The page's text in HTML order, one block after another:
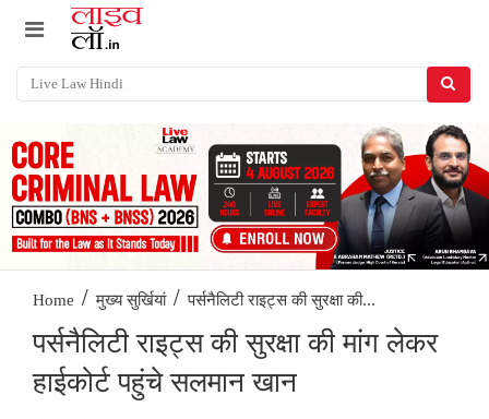
Home / मुख्य सुर्खियां / पर्सनैलिटी राइट्स की सुरक्षा की...
पर्सनैलिटी राइट्स की सुरक्षा की मांग लेकर
हाईकोर्ट पहुंचे सलमान खान